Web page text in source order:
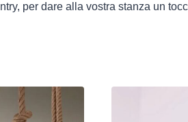
per dare alla vostra stanza un